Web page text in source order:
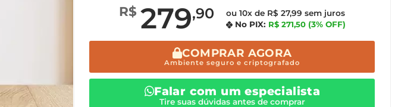
R$ 279,90
ou 10x de R$ 27,99 sem juros
No PIX: R$ 271,50 (3% OFF)
COMPRAR AGORA
Ambiente seguro e criptografado
Falar com um especialista
Tire suas dúvidas antes de comprar